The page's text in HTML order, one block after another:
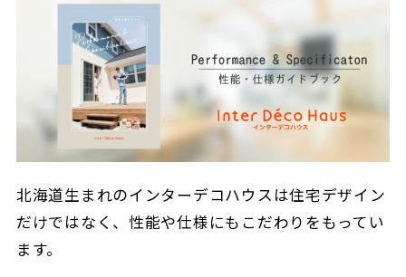
北海道生まれのインターデコハウスは住宅デザイン
だけではなく、性能や仕様にもこだわりをもってい
ます。